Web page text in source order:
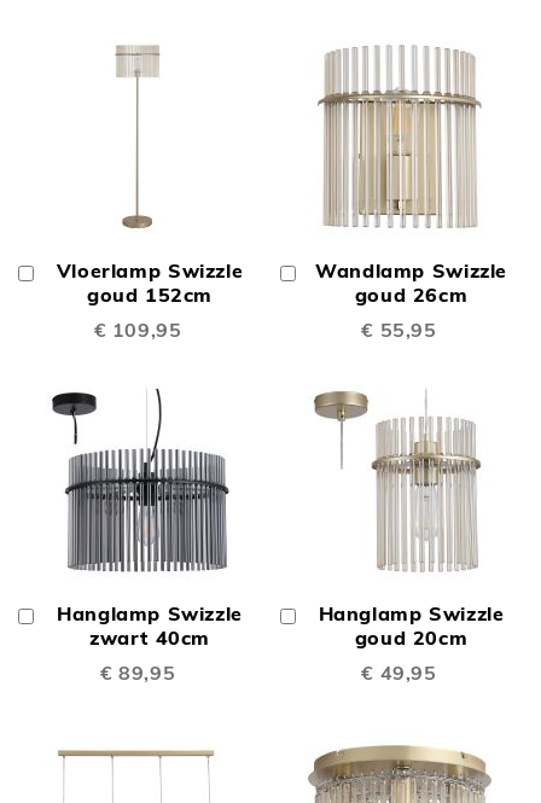
Vloerlamp Swizzle
goud 152cm
€ 109,95
Winkelwagen
Wandlamp Swizzle
goud 26cm
€ 55,95
In
Winkelwagen
Hanglamp Swizzle
zwart 40cm
€ 89,95
Winkelwagen
Hanglamp Swizzle
goud 20cm
€ 49,95
Winkelwagen